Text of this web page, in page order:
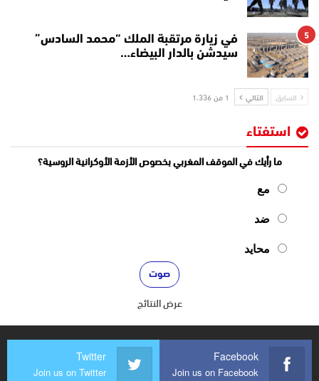
5
في زيارة مرتقبة الملك “محمد السادس”
سيدشن بالدار البيضاء…
السابق التالي 1 من 1٬336
استفتاء
ما رأيك في الموقف المغربي بخصوص الأزمة الأوكرانية الروسية؟
مع
ضد
محايد
عرض النتائج
Facebook
Join us on Facebook
Twitter
Join us on Twitter